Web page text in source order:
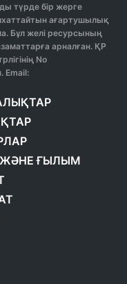
түрде бір жерге
ағартушылық
Бұл желі ресурсының
арналған. ҚР
No
Email:
ЖӘНЕ ҒЫЛЫМ